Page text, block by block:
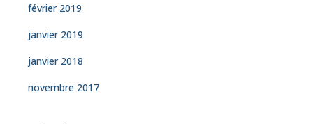
février 2019
janvier 2019
janvier 2018
novembre 2017